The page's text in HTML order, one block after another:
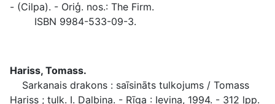
- (Cilpa). - Oriģ. nos.: The Firm.
ISBN 9984-533-09-3.
Hariss, Tomass.
Sarkanais drakons : saīsināts tulkojums / Tomass
Hariss ; tulk. I. Dalbiņa. - Rīga : Ieviņa, 1994. - 312 lpp.